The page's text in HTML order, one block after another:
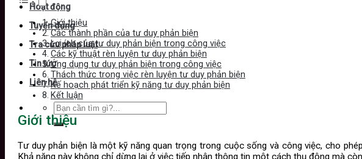
Hoạt động
Tuyển dụng
Tra cứu pháp luật
Tin tức
Liên hệ
Giới thiệu
Các thành phần của tư duy phản biện
Lợi ích của tư duy phản biện trong công việc
Các kỹ thuật rèn luyện tư duy phản biện
Ứng dụng tư duy phản biện trong công việc
Thách thức trong việc rèn luyện tư duy phản biện
Kế hoạch phát triển kỹ năng tư duy phản biện
Kết luận
Giới thiệu
Tư duy phản biện là một kỹ năng quan trọng trong cuộc sống và công việc, cho
Khả năng này không chỉ dừng lại ở việc tiếp nhận thông tin một cách thụ động mà